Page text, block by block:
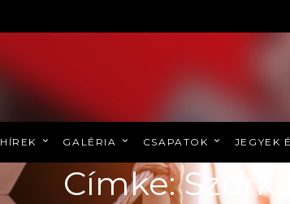
HÍREK GALÉRIA CSAPATOK JEGYEK
Címke: